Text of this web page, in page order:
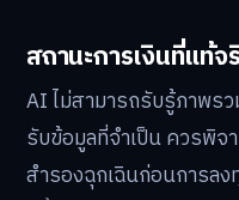
สถานะการเงินที่แท้จ
AI ไม่สามารถรับรู้ภาพรว
รับข้อมูลที่จำเป็น ควรพิจ
สำรองฉุกเฉินก่อนการล